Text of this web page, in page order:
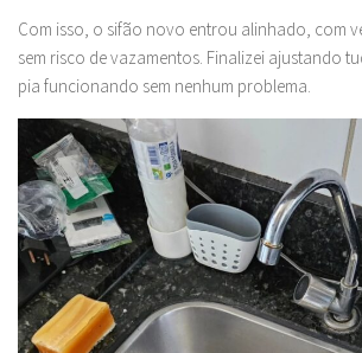
Com isso, o sifão novo entrou alinhado, com
sem risco de vazamentos. Finalizei ajustando
pia funcionando sem nenhum problema.